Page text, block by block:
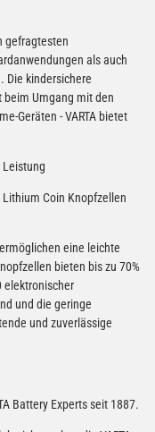
gefragtesten
als auch
Die kindersichere
Umgang mit den
Geräten - VARTA bietet
Leistung
Coin Knopfzellen
eine leichte
bieten bis zu 70%
elektronischer
und die geringe
und zuverlässige
Battery Experts seit 1887.